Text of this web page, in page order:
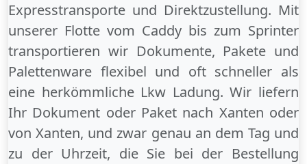
Expresstransporte und Direktzustellung. Mit
unserer Flotte vom Caddy bis zum Sprinter
transportieren wir Dokumente, Pakete und
Palettenware flexibel und oft schneller als
eine herkömmliche Lkw Ladung. Wir liefern
Ihr Dokument oder Paket nach Xanten oder
von Xanten, und zwar genau an dem Tag und
zu der Uhrzeit, die Sie bei der Bestellung